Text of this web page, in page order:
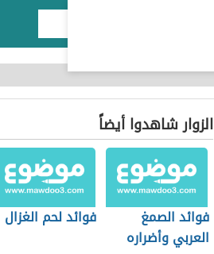
الزوار شاهدوا أيضاً
فوائد الصمغ
العربي وأضراره
فوائد لحم الغزال